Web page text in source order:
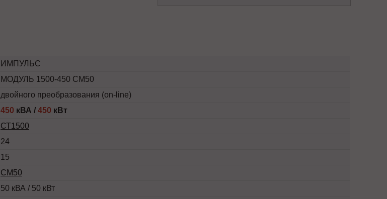
ИМПУЛЬС
МОДУЛЬ 1500-450 СМ50
двойного преобразования (on-line)
450 кВА / 450 кВт
СТ1500
24
15
СМ50
50 кВА / 50 кВт